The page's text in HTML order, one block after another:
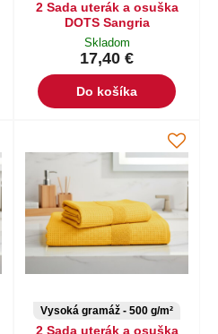
2 Sada uterák a osuška
DOTS Sangria
Skladom
17,40 €
Do košíka
Vysoká gramáž - 500 g/m²
2 Sada uterák a osuška